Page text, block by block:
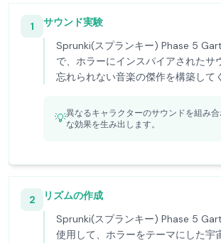
1
サウンド実験
Sprunki(スプランキー) Phase 5
で、ホラーにインスパイアされたサ
忘れられない音楽の傑作を構築して
💡異なるキャラクターのサウンドを組み
な効果を生み出します。
2
リズムの作成
Sprunki(スプランキー) Phase 5
使用して、ホラーをテーマにした宇